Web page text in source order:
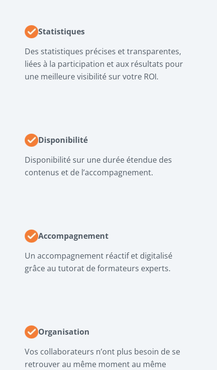
Statistiques
Des statistiques précises et transparentes,
liées à la participation et aux résultats pour
une meilleure visibilité sur votre ROI.
Disponibilité
Disponibilité sur une durée étendue des
contenus et de l’accompagnement.
Accompagnement
Un accompagnement réactif et digitalisé
grâce au tutorat de formateurs experts.
Organisation
Vos collaborateurs n’ont plus besoin de se
retrouver au même moment au même